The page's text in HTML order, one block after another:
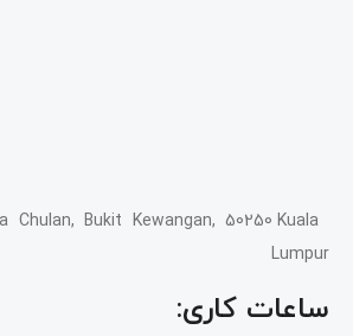
Bukit Kewangan, 50250 Kuala
Lumpur
ساعات کاری: